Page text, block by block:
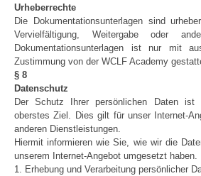
Urheberrechte
Die Dokumentationsunterlagen sind
Vervielfältigung, Weitergabe oder
Dokumentationsunterlagen ist nur mit
Zustimmung von der WCLF Academy
§ 8
Datenschutz
Der Schutz Ihrer persönlichen Daten ist
oberstes Ziel. Dies gilt für unser Internet-
anderen Dienstleistungen.
Hiermit informieren wie Sie, wie wir die
unserem Internet-Angebot umgesetzt haben.
1. Erhebung und Verarbeitung persönlicher